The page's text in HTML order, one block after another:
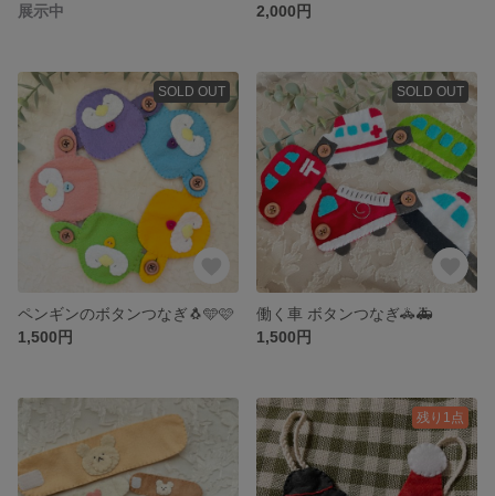
展示中
2,000円
SOLD OUT
ペンギンのボタンつなぎ🐧🩵🩷
1,500円
SOLD OUT
働く車 ボタンつなぎ🚓🚑
1,500円
残り1点